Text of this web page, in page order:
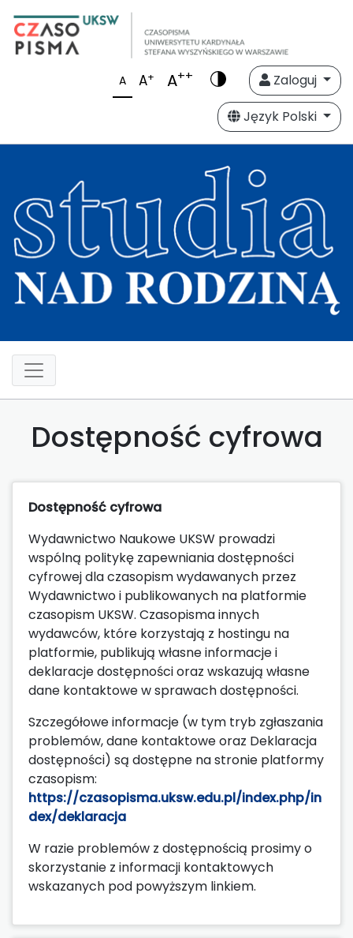
A A+ A++
Zaloguj
Język Polski
Dostępność cyfrowa
Dostępność cyfrowa
Wydawnictwo Naukowe UKSW prowadzi
wspólną politykę zapewniania dostępności
cyfrowej dla czasopism wydawanych przez
Wydawnictwo i publikowanych na platformie
czasopism UKSW. Czasopisma innych
wydawców, które korzystają z hostingu na
platformie, publikują własne informacje i
deklaracje dostępności oraz wskazują własne
dane kontaktowe w sprawach dostępności.
Szczegółowe informacje (w tym tryb zgłaszania
problemów, dane kontaktowe oraz Deklaracja
dostępności) są dostępne na stronie platformy
czasopism:
https://czasopisma.uksw.edu.pl/index.php/in
dex/deklaracja
W razie problemów z dostępnością prosimy o
skorzystanie z informacji kontaktowych
wskazanych pod powyższym linkiem.